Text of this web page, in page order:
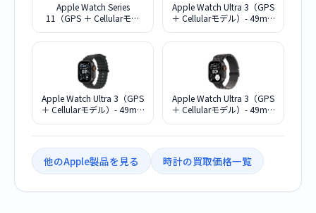
Apple Watch Series
11（GPS ＋ Cellularモデ
ニウムケースとスレートミ
ラネーゼループ - S/M
MFD34J/A
Apple Watch Ultra 3（GPS
＋ Cellularモデル）- 49mm
スとアンカーブルーオーシ
ャンバンド MEWH4J/A
Apple Watch Ultra 3（GPS
＋ Cellularモデル）- 49mm
Apple Watch Ultra 3（GPS
＋ Cellularモデル）- 49mm
他のApple製品を見る 時計の買取価格一覧